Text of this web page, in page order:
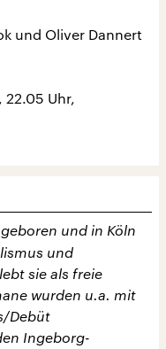
und Oliver Dannert
22.05 Uhr,
und in Köln
und
sie als freie
wurden u.a. mit
Debüt
Ingeborg-